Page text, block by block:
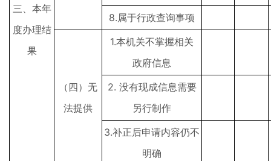
三、本年
度办理结
果
8.属于行政查询事项
（四）无
法提供
1.本机关不掌握相关
政府信息
2. 没有现成信息需要
另行制作
3.补正后申请内容仍不
明确